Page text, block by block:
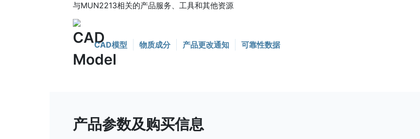
与MUN2213相关的产品服务、工具和其他资源
CAD模型 物质成分 产品更改通知 可靠性数据
产品参数及购买信息